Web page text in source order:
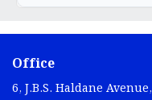
Office
6, J.B.S. Haldane Avenue,